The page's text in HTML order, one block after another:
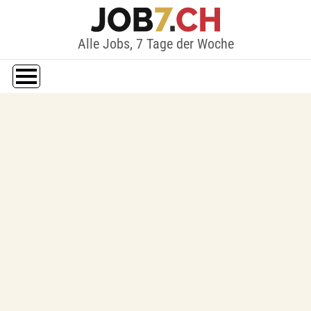
Alle Jobs, 7 Tage der Woche